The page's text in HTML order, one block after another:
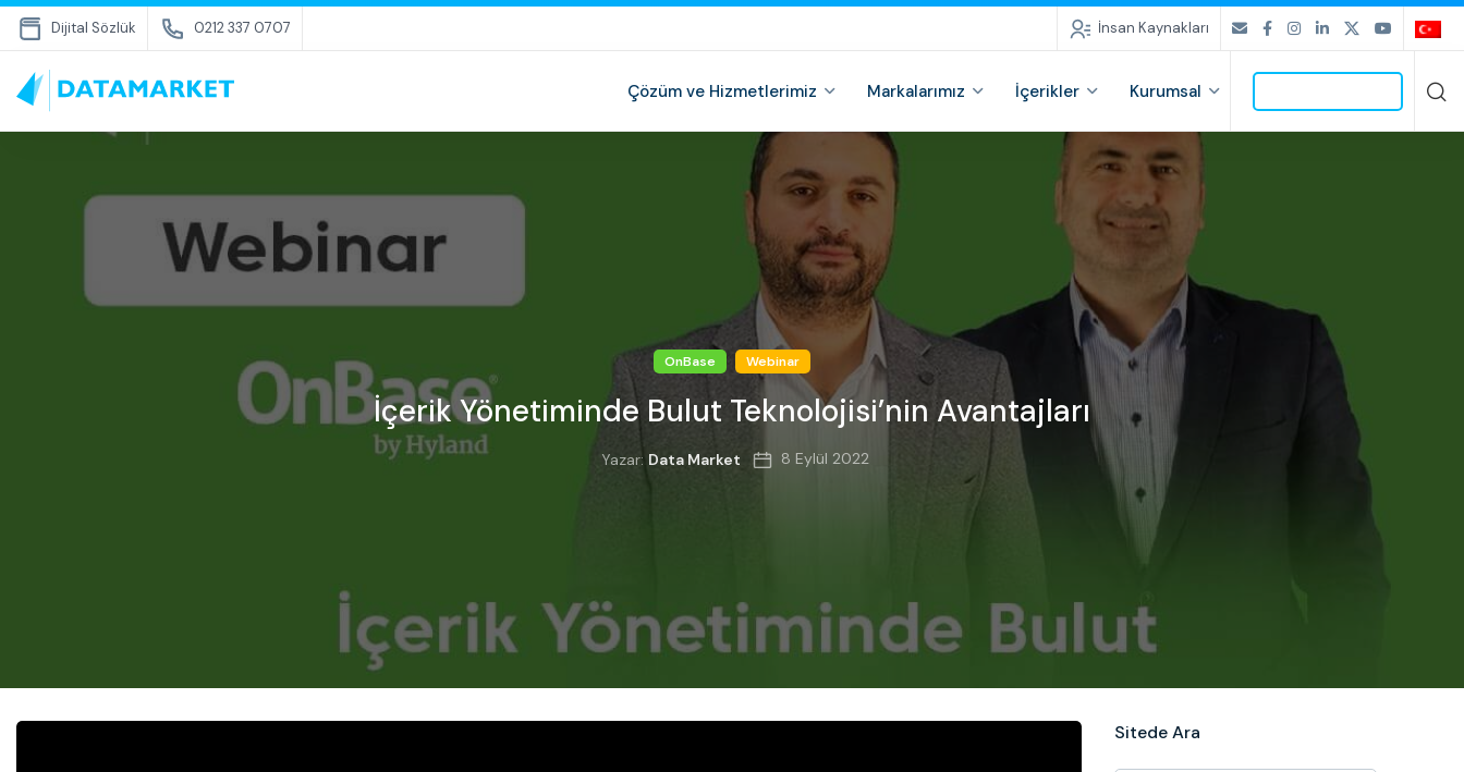
Dijital Sözlük 0212 337 0707 İnsan Kaynakları
Çözüm ve Hizmetlerimiz Markalarımız İçerikler Kurumsal
OnBase Webinar
İçerik Yönetiminde Bulut Teknolojisi’nin Avantajları
Yazar: Data Market 8 Eylül 2022
Sitede Ara